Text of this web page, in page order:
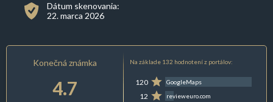
Dátum skenovania:
22. marca 2026
Konečná známka
4.7
Na základe 132 hodnotení z portálov:
120 GoogleMaps
12 revieweuro.com